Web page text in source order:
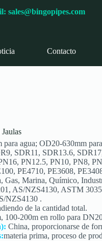
sales@bingopipes.com
Contacto
agua; OD20-630mm
SDR11, SDR13.6,
PN12.5, PN10, PN8,
PE4710, PE3608,
Gas, Marina, Químico,
AS/NZS4130, ASTM
NZS4130 .
de la cantidad total.
100-200m en rollo para
China, proporcionarse de
materia prima, proceso de